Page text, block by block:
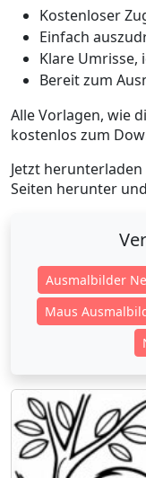
Kostenloser
Einfach
Klare Umrisse,
Bereit zum
Alle Vorlagen, wie
kostenlos zum
Jetzt
Seiten herunter
Ausmalbilder
Maus